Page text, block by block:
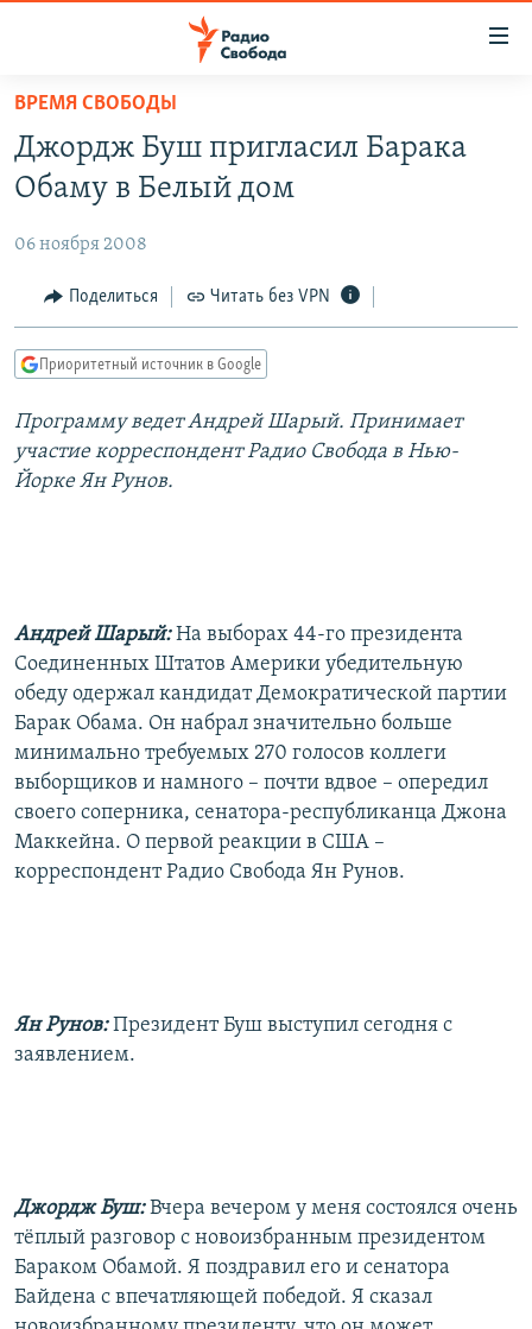
упрощенного
доступа
Вернуться
основному
Вернутся
главной
навигации
Вернутся
поиску
ПОДКАСТЫ
АВТОРСКИЕ ПРОЕКТЫ
ЦИТАТЫ СВОБОДЫ
МНЕНИЯ
IDEL.РЕАЛИИ
КАВКАЗ.РЕАЛИИ
СЕВЕР.РЕАЛИИ
СОЦИАЛЬНЫЕ СЕТИ
Все сайты РСЕ/РС
ВРЕМЯ СВОБОДЫ
Джордж Буш пригласил Барака
Обаму в Белый дом
06 ноября 2008
Поделиться Читать без VPN
Приоритетный источник в Google
Программу ведет Андрей Шарый. Принимает
участие корреспондент Радио Свобода в Нью-
Йорке Ян Рунов.
Андрей Шарый:На выборах 44-го президента
Соединенных Штатов Америки убедительную
обеду одержал кандидат Демократической партии
Барак Обама. Он набрал значительно больше
минимально требуемых 270 голосов коллеги
выборщиков и намного – почти вдвое – опередил
своего соперника, сенатора-республиканца Джона
Маккейна. О первой реакции в США –
корреспондент Радио Свобода Ян Рунов.
Ян Рунов:Президент Буш выступил сегодня с
заявлением.
Джордж Буш:Вчера вечером у меня состоялся очень
тёплый разговор с новоизбранным президентом
Бараком Обамой. Я поздравил его и сенатора
Байдена с впечатляющей победой. Я сказал